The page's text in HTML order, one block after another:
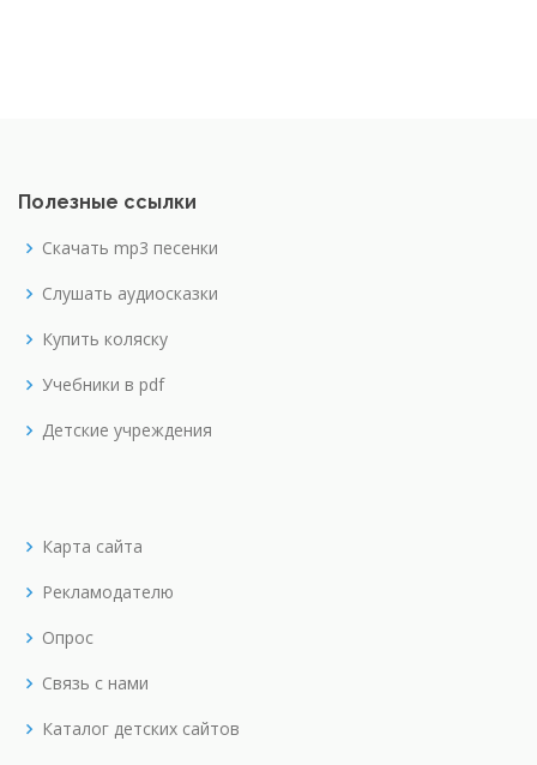
Полезные ссылки
Скачать mp3 песенки
Слушать аудиосказки
Купить коляску
Учебники в pdf
Детские учреждения
Карта сайта
Рекламодателю
Опрос
Связь с нами
Каталог детских сайтов